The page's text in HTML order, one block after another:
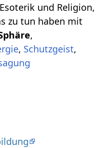
und Religion,
zu tun haben mit
,
,
,